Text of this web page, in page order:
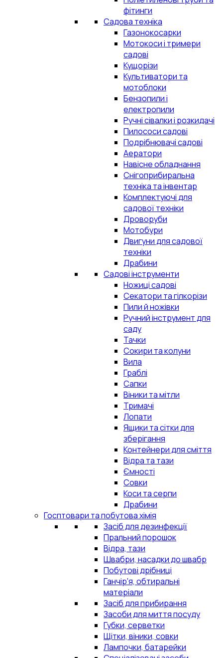
фітинги
Садова техніка
Газонокосарки
Мотокоси і тримери
садові
Кущорізи
Культиватори та
мотоблоки
Бензопили і
електропили
Ручні сівалки і розкидачі
Пилососи садові
Подрібнювачі садові
Аератори
Навісне обладнання
Снігоприбиральна
техніка та інвентар
Комплектуючі для
садової техніки
Дроворуби
Мотобури
Двигуни для садової
техніки
Драбини
Садові інструменти
Ножиці садові
Секатори та гілкорізи
Пили й ножівки
Ручний інструмент для
саду
Тачки
Сокири та колуни
Вила
Граблі
Сапки
Віники та мітли
Тримачі
Лопати
Ящики та сітки для
зберігання
Контейнери для сміття
Відра та тази
Ємності
Совки
Коси та серпи
Драбини
Госптовари та побутова хімія
Засіб для дезинфекції
Пральний порошок
Відра, тази
Швабри, насадки до швабр
Побутові дрібниці
Ганчір'я, обтиральні
матеріали
Засіб для прибирання
Засоби для миття посуду
Губки, серветки
Щітки, віники, совки
Лампочки, батарейки